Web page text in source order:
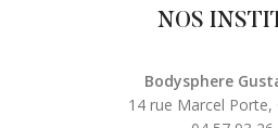
NOS
Bodysphere
14 rue Marcel Porte,